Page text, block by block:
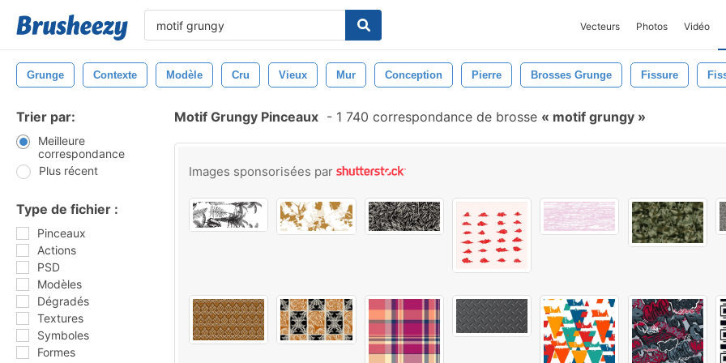
Vecteurs Photos Vidéo
Grunge Contexte Modèle Cru Vieux Mur Conception Pierre Brosses Grunge Fissure
Trier par:
Meilleure
correspondance
Plus récent
Type de fichier :
Pinceaux
Actions
PSD
Modèles
Dégradés
Textures
Symboles
Formes
Motif Grungy Pinceaux - 1 740 correspondance de brosse motif grungy
Images sponsorisées par